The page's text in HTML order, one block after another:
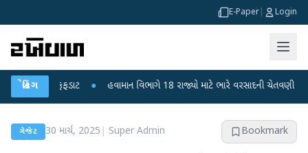
E-Paper Login
બ્રેકિંગ
ફફડાટ હવામાન વિભાગે 18 રાજ્યો માટે ભારે વરસાદની ચેતવણી જારી કરી ●
ગેજેટ 30 માર્ચ, 2025 Super Admin Bookmark